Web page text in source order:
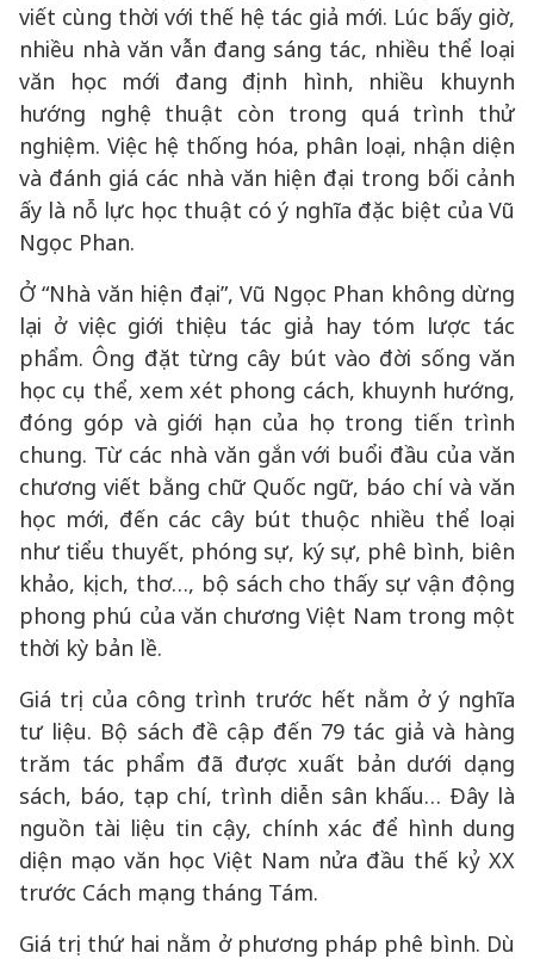
viết cùng thời với thế hệ tác giả mới. Lúc bấy giờ,
nhiều nhà văn vẫn đang sáng tác, nhiều thể loại
văn học mới đang định hình, nhiều khuynh
hướng nghệ thuật còn trong quá trình thử
nghiệm. Việc hệ thống hóa, phân loại, nhận diện
và đánh giá các nhà văn hiện đại trong bối cảnh
ấy là nỗ lực học thuật có ý nghĩa đặc biệt của Vũ
Ngọc Phan.
Ở “Nhà văn hiện đại”, Vũ Ngọc Phan không dừng
lại ở việc giới thiệu tác giả hay tóm lược tác
phẩm. Ông đặt từng cây bút vào đời sống văn
học cụ thể, xem xét phong cách, khuynh hướng,
đóng góp và giới hạn của họ trong tiến trình
chung. Từ các nhà văn gắn với buổi đầu của văn
chương viết bằng chữ Quốc ngữ, báo chí và văn
học mới, đến các cây bút thuộc nhiều thể loại
như tiểu thuyết, phóng sự, ký sự, phê bình, biên
khảo, kịch, thơ…, bộ sách cho thấy sự vận động
phong phú của văn chương Việt Nam trong một
thời kỳ bản lề.
Giá trị của công trình trước hết nằm ở ý nghĩa
tư liệu. Bộ sách đề cập đến 79 tác giả và hàng
trăm tác phẩm đã được xuất bản dưới dạng
sách, báo, tạp chí, trình diễn sân khấu… Đây là
nguồn tài liệu tin cậy, chính xác để hình dung
diện mạo văn học Việt Nam nửa đầu thế kỷ XX
trước Cách mạng tháng Tám.
Giá trị thứ hai nằm ở phương pháp phê bình. Dù